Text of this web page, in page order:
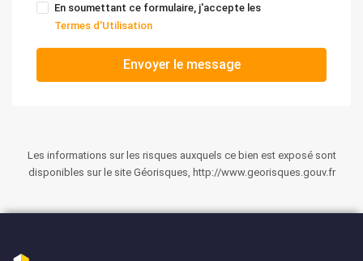
En soumettant ce formulaire, j'accepte les
Termes d'Utilisation
Envoyer le message
Les informations sur les risques auxquels ce bien est exposé sont
disponibles sur le site Géorisques, http://www.georisques.gouv.fr